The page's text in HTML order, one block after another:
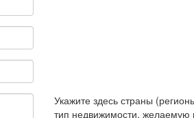
Укажите здесь страны
тип недвижимости, желаемую